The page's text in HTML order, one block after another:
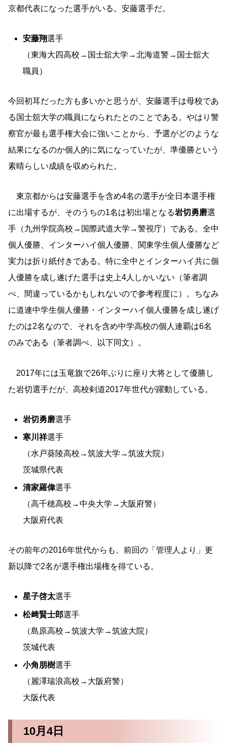
京都代表になった選手がいる。安藤選手だ。
安藤翔選手
（東海大四高校→国士舘大学→北海道警→国士舘大
職員）
今回初耳だった方も多いかと思うが、安藤選手は母校であ
る国士舘大学の職員になられたとのことである。やはり警
察官が最も選手権大会に強いことから、予選がどのような
結果になるのか個人的に気になっていたが、準優勝という
素晴らしい成績を収められた。
東京都からは安藤選手を含め4名の選手が全日本選手権
に出場するが、そのうちの1名は初出場となる岩切勇磨選
手（九州学院高校→国際武道大学→警視庁）である。全中
個人優勝、インターハイ個人優勝、関東学生個人優勝など
実力は折り紙付きである。特に全中とインターハイ共に個
人優勝を成し遂げた選手は史上4人しかいない（筆者調
べ、間違っているかもしれないので参考程度に）。ちなみ
に道連中学生個人優勝・インターハイ個人優勝を成し遂げ
たのは2名なので、それを含め中学高校の個人連覇は6名
のみである（筆者調べ、以下同文）。
2017年には玉竜旗で26年ぶりに座り大将として優勝し
た岩切選手だが、高校剣道2017年世代が躍動している。
岩切勇磨選手
寒川祥選手
（水戸葵陵高校→筑波大学→筑波大院）
茨城県代表
清家羅偉選手
（高千穂高校→中央大学→大阪府警）
大阪府代表
その前年の2016年世代からも、前回の「管理人より」更
新以降で2名が選手権出場権を得ている。
星子啓太選手
松﨑賢士郎選手
（島原高校→筑波大学→筑波大院）
茨城代表
小角朋樹選手
（麗澤瑞浪高校→大阪府警）
大阪代表
10月4日